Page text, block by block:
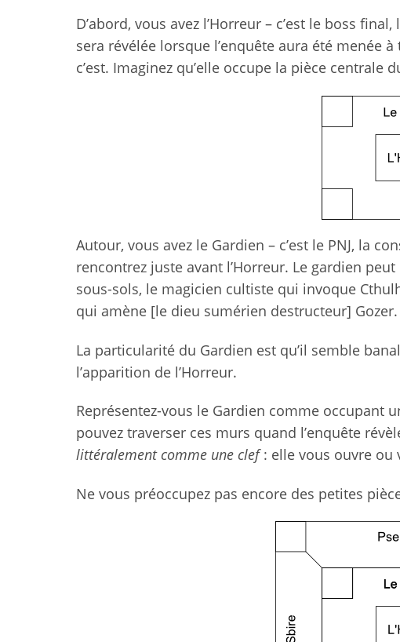
D’abord, vous avez l’Horreur – c’est le boss
sera révélée lorsque l’enquête aura été menée
c’est. Imaginez qu’elle occupe la pièce centrale
Autour, vous avez le Gardien – c’est le PNJ, la
rencontrez juste avant l’Horreur. Le gardien
sous-sols, le magicien cultiste qui invoque
qui amène [le dieu sumérien destructeur] Gozer.
La particularité du Gardien est qu’il semble
l’apparition de l’Horreur.
Représentez-vous le Gardien comme occupant
pouvez traverser ces murs quand l’enquête
littéralement comme une clef: elle vous ouvre ou
Ne vous préoccupez pas encore des petites